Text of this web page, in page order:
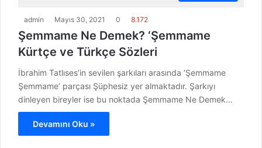
admin Mayıs 30, 2021 0 8.172
Şemmame Ne Demek? ‘Şemmame
Kürtçe ve Türkçe Sözleri
İbrahim Tatlıses’in sevilen şarkıları arasında ‘Şemmame
Şemmame’ parçası Şüphesiz yer almaktadır. Şarkıyı
dinleyen bireyler ise bu noktada Şemmame Ne Demek…
Devamını Oku »